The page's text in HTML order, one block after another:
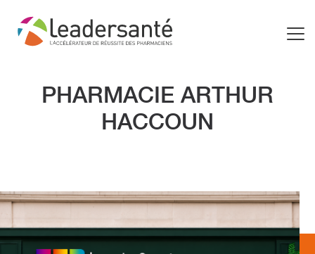
PHARMACIE ARTHUR
HACCOUN